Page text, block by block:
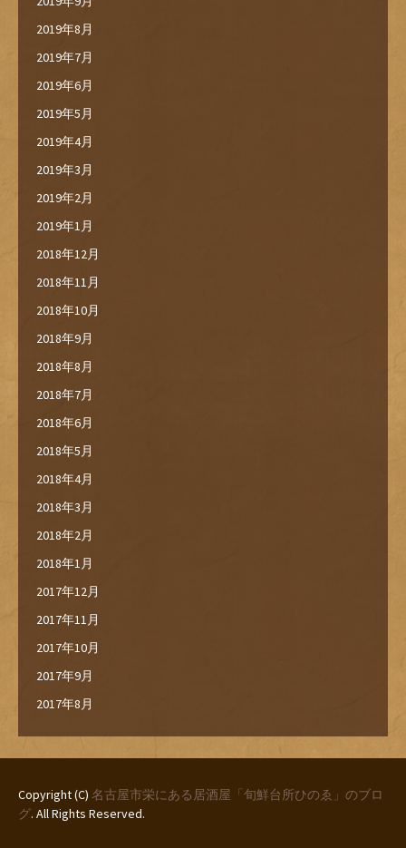
2019年8月
2019年7月
2019年6月
2019年5月
2019年4月
2019年3月
2019年2月
2019年1月
2018年12月
2018年11月
2018年10月
2018年9月
2018年8月
2018年7月
2018年6月
2018年5月
2018年4月
2018年3月
2018年2月
2018年1月
2017年12月
2017年11月
2017年10月
2017年9月
2017年8月
Copyright (C) 名古屋市栄にある居酒屋「旬鮮台所ひのゑ」のブロ
グ. All Rights Reserved.